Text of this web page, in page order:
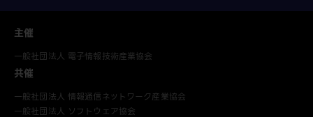
主催
一般社団法人 電子情報技術産業協会
共催
一般社団法人 情報通信ネットワーク産業協会
一般社団法人 ソフトウェア協会